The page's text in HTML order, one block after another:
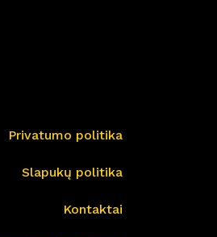
Privatumo politika
Slapukų politika
Kontaktai